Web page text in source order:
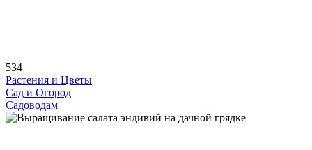
534
Растения и Цветы
Сад и Огород
Садоводам